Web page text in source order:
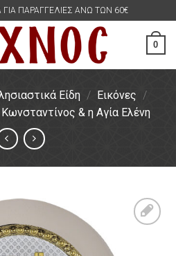
ΠΑΡΑΓΓΕΛΙΕΣ ΑΝΩ ΤΩΝ 60€
0
Είδη / Εικόνες /
& η Αγία Ελένη